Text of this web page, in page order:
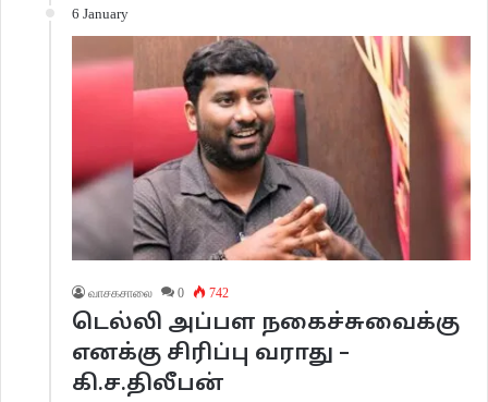
6 January
வாசகசாலை 0 742
டெல்லி அப்பள நகைச்சுவைக்கு
எனக்கு சிரிப்பு வராது –
கி.ச.திலீபன்